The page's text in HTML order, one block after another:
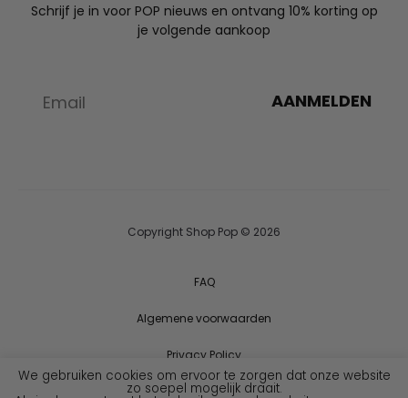
Schrijf je in voor POP nieuws en ontvang 10% korting op
je volgende aankoop
AANMELDEN
Copyright Shop Pop © 2026
FAQ
Algemene voorwaarden
Privacy Policy
We gebruiken cookies om ervoor te zorgen dat onze website
zo soepel mogelijk draait.